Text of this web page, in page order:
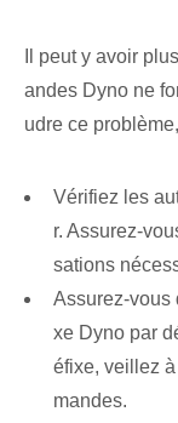
Il peut y avoir
andes Dyno ne
udre ce
Vérifiez les
r. Assurez-
sations
Assurez-vous
xe Dyno par
éfixe, veillez
mandes.